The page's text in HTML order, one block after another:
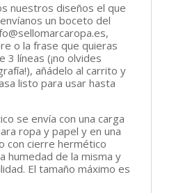
nuestros diseños el que
un boceto del
o la frase que quieras
3 líneas (¡no olvides
añádelo al carrito y
listo para usar hasta
se envía con una carga
ropa y papel y en una
con cierre hermético
humedad de la misma y
El tamaño máximo es